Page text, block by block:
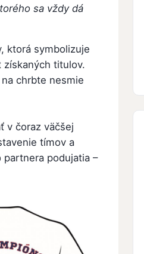
sa vždy dá
ktorá symbolizuje
titulov.
chrbte nesmie
v čoraz väčšej
tímov a
podujatia –